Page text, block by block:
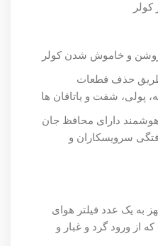
و خاموش شدن کولر
طریق حذف قطعات
پولی، شفت و یاتاقان ها
هوشمند دارای محافظ جان
سرویسکاران و
به یک عدد فیلتر هوای
از ورود گرد و غبار و